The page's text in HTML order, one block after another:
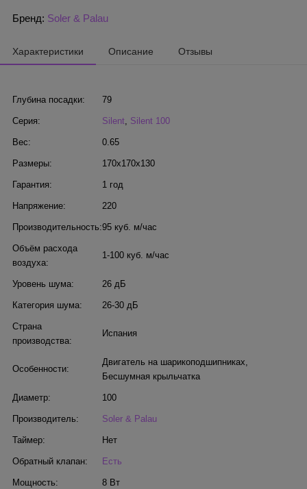
Бренд: Soler & Palau
Характеристики Описание Отзывы
Глубина посадки: 79
Серия: Silent, Silent 100
Вес: 0.65
Размеры: 170x170x130
Гарантия: 1 год
Напряжение: 220
Производительность:95 куб. м/час
Объём расхода
воздуха:
1-100 куб. м/час
Уровень шума: 26 дБ
Категория шума: 26-30 дБ
Страна
производства:
Испания
Особенности:
Двигатель на шарикоподшипниках,
Бесшумная крыльчатка
Диаметр: 100
Производитель: Soler & Palau
Таймер: Нет
Обратный клапан: Есть
Мощность: 8 Вт